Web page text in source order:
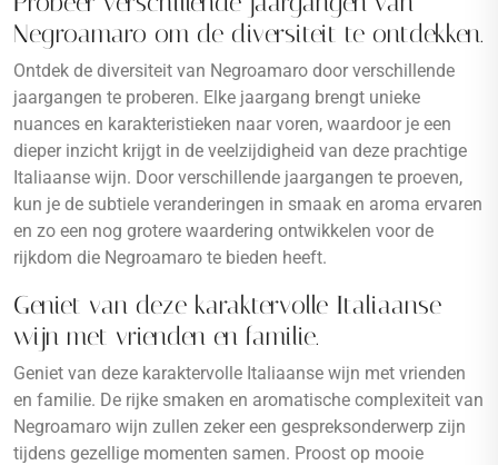
Negroamaro om de diversiteit te ontdekken.
Ontdek de diversiteit van Negroamaro door verschillende
jaargangen te proberen. Elke jaargang brengt unieke
nuances en karakteristieken naar voren, waardoor je een
dieper inzicht krijgt in de veelzijdigheid van deze prachtige
Italiaanse wijn. Door verschillende jaargangen te proeven,
kun je de subtiele veranderingen in smaak en aroma ervaren
en zo een nog grotere waardering ontwikkelen voor de
rijkdom die Negroamaro te bieden heeft.
Geniet van deze karaktervolle Italiaanse
wijn met vrienden en familie.
Geniet van deze karaktervolle Italiaanse wijn met vrienden
en familie. De rijke smaken en aromatische complexiteit van
Negroamaro wijn zullen zeker een gespreksonderwerp zijn
tijdens gezellige momenten samen. Proost op mooie